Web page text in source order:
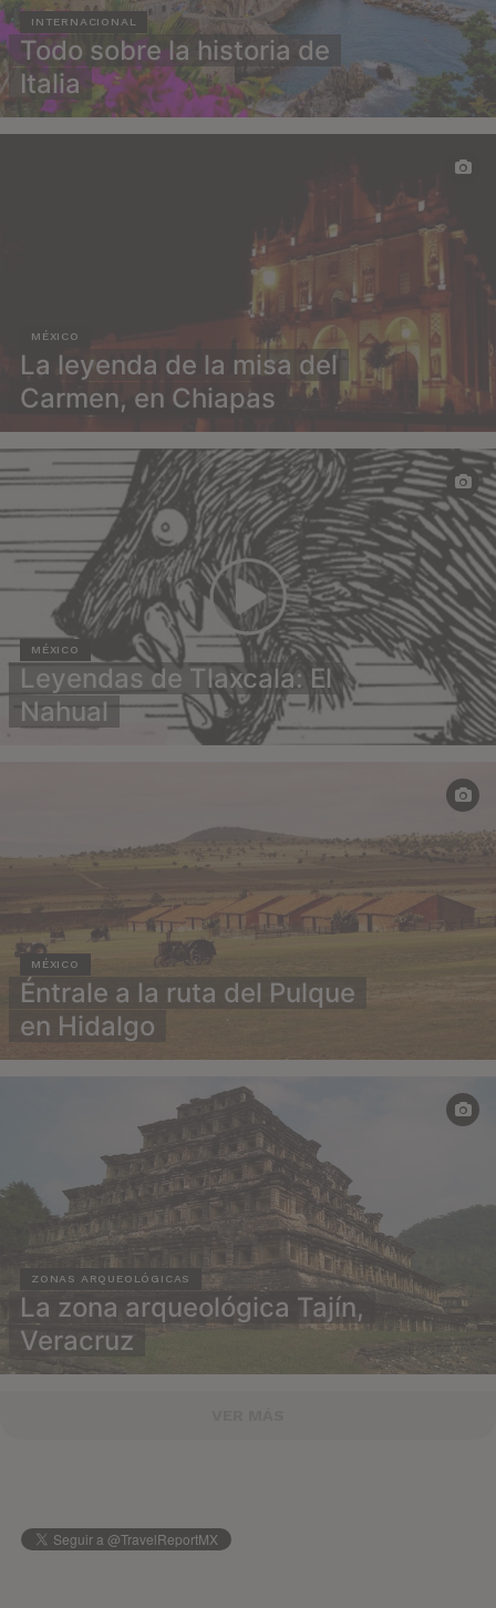
INTERNACIONAL
Todo sobre la historia de
Italia
MÉXICO
La leyenda de la misa del
Carmen, en Chiapas
MÉXICO
Leyendas de Tlaxcala: El
Nahual
MÉXICO
Éntrale a la ruta del Pulque
en Hidalgo
ZONAS ARQUEOLÓGICAS
La zona arqueológica Tajín,
Veracruz